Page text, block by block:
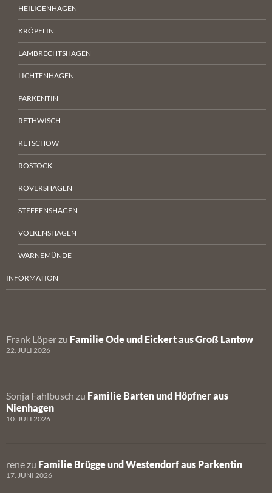
HEILIGENHAGEN
KRÖPELIN
LAMBRECHTSHAGEN
LICHTENHAGEN
PARKENTIN
RETHWISCH
RETSCHOW
ROSTOCK
RÖVERSHAGEN
STEFFENSHAGEN
VOLKENSHAGEN
WARNEMÜNDE
INFORMATION
Frank Löper zu Familie Ode und Eickert aus Groß Lantow
22. JULI 2026
Sonja Fahlbusch zu Familie Barten und Höpfner aus
Nienhagen
10. JULI 2026
rene zu Familie Brügge und Westendorf aus Parkentin
17. JUNI 2026